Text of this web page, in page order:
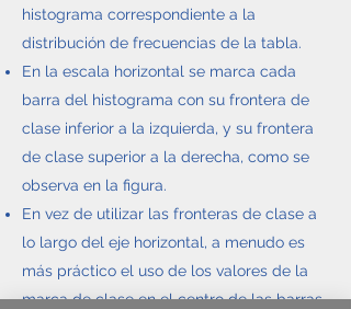
histograma correspondiente a la
distribución de frecuencias de la tabla.
En la escala horizontal se marca cada
barra del histograma con su frontera de
clase inferior a la izquierda, y su frontera
de clase superior a la derecha, como se
observa en la figura.
En vez de utilizar las fronteras de clase a
lo largo del eje horizontal, a menudo es
más práctico el uso de los valores de la
marca de clase en el centro de las barras